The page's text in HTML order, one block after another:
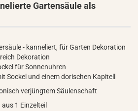
Gartensäule als
- kanneliert, für Garten Dekoration
Dekoration
für Sonnenuhren
Sockel und einem dorischen Kapitell
verjüngtem Säulenschaft
1 Einzelteil